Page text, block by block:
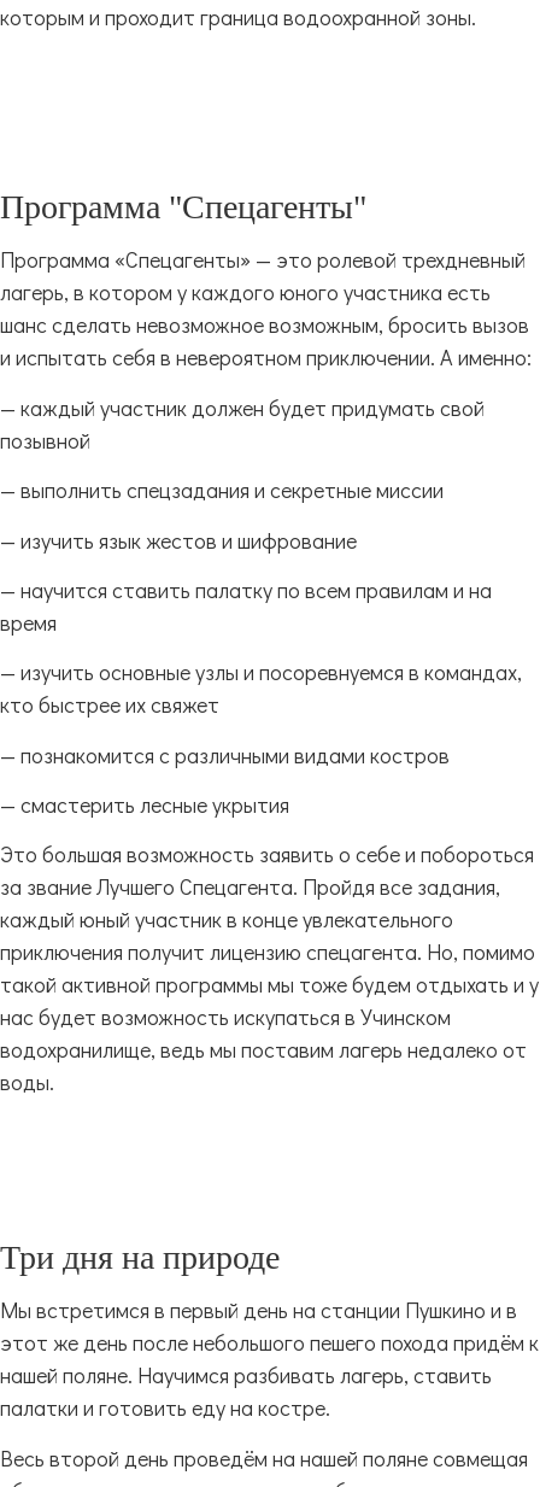
которым и проходит граница водоохранной зоны.
Программа "Спецагенты"
Программа «Спецагенты» — это ролевой трехдневный
лагерь, в котором у каждого юного участника есть
шанс сделать невозможное возможным, бросить вызов
и испытать себя в невероятном приключении. А именно:
— каждый участник должен будет придумать свой
позывной
— выполнить спецзадания и секретные миссии
— изучить язык жестов и шифрование
— научится ставить палатку по всем правилам и на
время
— изучить основные узлы и посоревнуемся в командах,
кто быстрее их свяжет
— познакомится с различными видами костров
— смастерить лесные укрытия
Это большая возможность заявить о себе и побороться
за звание Лучшего Спецагента. Пройдя все задания,
каждый юный участник в конце увлекательного
приключения получит лицензию спецагента. Но, помимо
такой активной программы мы тоже будем отдыхать и у
нас будет возможность искупаться в Учинском
водохранилище, ведь мы поставим лагерь недалеко от
воды.
Три дня на природе
Мы встретимся в первый день на станции Пушкино и в
этот же день после небольшого пешего похода придём к
нашей поляне. Научимся разбивать лагерь, ставить
палатки и готовить еду на костре.
Весь второй день проведём на нашей поляне совмещая